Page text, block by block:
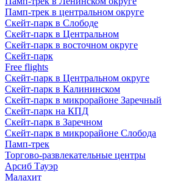
Памп-трек в центральном округе
Скейт-парк в Слободе
Скейт-парк в Центральном
Скейт-парк в восточном округе
Скейт-парк
Free flights
Скейт-парк в Центральном округе
Скейт-парк в Калининском
Скейт-парк в микрорайоне Заречный
Скейт-парк на КПД
Скейт-парк в Заречном
Скейт-парк в микрорайоне Слобода
Памп-трек
Торгово-развлекательные центры
Арсиб Тауэр
Малахит